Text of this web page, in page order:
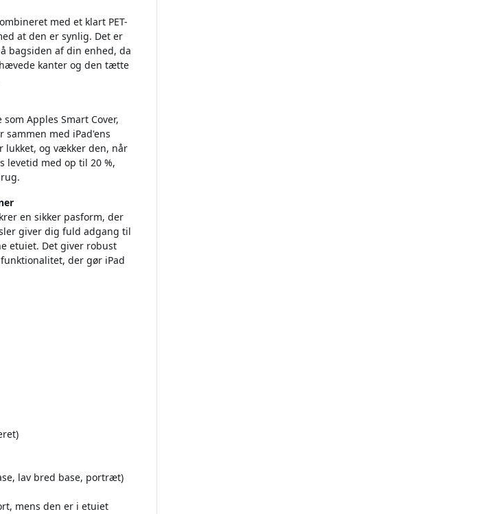
med et klart PET-
at den er synlig. Det er
bagsiden af din enhed, da
kanter og den tætte
Apples Smart Cover,
med iPad'ens
lukket, og vækker den, når
med op til 20 %,
en sikker pasform, der
giver dig fuld adgang til
etuiet. Det giver robust
der gør iPad
lav bred base, portræt)
mens den er i etuiet